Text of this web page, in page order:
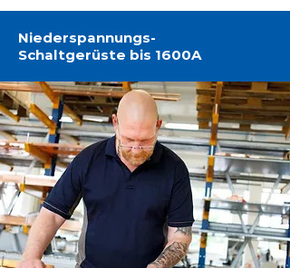
Niederspannungs-
Schaltgerüste bis 1600A